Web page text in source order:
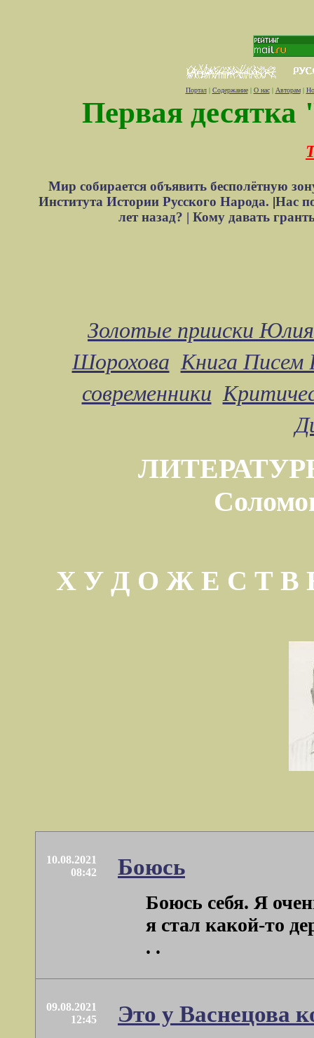
Портал| Содержание| О нас| Авторам|
Первая десятка
Мир собирается объявить бесполётную
Института Истории Русского Народа. |Нас
лет назад? | Кому давать
Золотые прииски
Шорохова Книга Писем
современники
Х У Д О Ж Е С Т
10.08.2021
08:42
Боюсь
Боюсь себя. Я
я стал какой-то
. .
09.08.2021
12:45
Это у Васнецова